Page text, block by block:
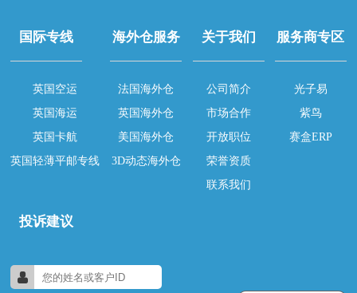
国际专线
英国空运
英国海运
英国卡航
英国轻薄平邮专线
海外仓服务
法国海外仓
英国海外仓
美国海外仓
3D动态海外仓
关于我们
公司简介
市场合作
开放职位
荣誉资质
联系我们
服务商专区
光子易
紫鸟
赛盒ERP
投诉建议